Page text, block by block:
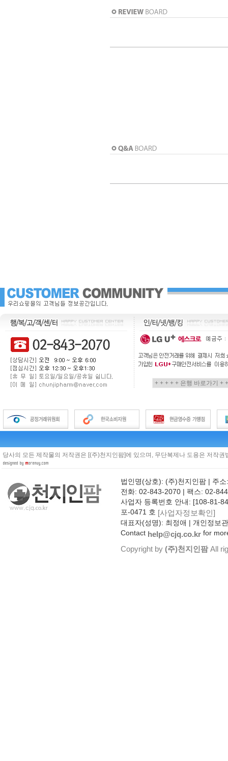
당사의 모든 제작물의 저작권은 [(주)천지인팜]에 있으며, 무단복제나 도용은 저작
법인명(상호): (주)천지인팜 | 주
전화: 02-843-2070 | 팩스: 02-
사업자 등록번호 안내: [108-81-
포-0471 호 [사업자정보확인]
대표자(성명): 최정애 | 개인정보
Contact help@cjq.co.kr for
Copyright by (주)천지인팜All